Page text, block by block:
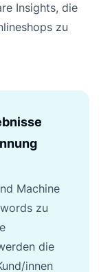
Insights, die
zu
Machine
zu
die
innen